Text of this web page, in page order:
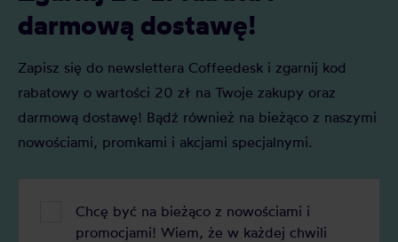
darmową dostawę!
Zapisz się do newslettera Coffeedesk i zgarnij kod
rabatowy o wartości 20 zł na Twoje zakupy oraz
darmową dostawę! Bądź również na bieżąco z naszymi
nowościami, promkami i akcjami specjalnymi.
Chcę być na bieżąco z nowościami i
promocjami! Wiem, że w każdej chwili